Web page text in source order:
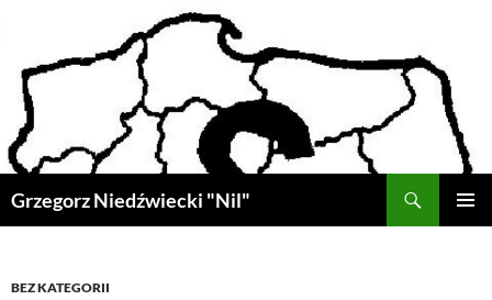
treści
Grzegorz Niedźwiecki "Nil"
BEZ KATEGORII